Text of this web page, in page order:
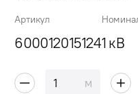
Артикул
6000120151241 кВ
м